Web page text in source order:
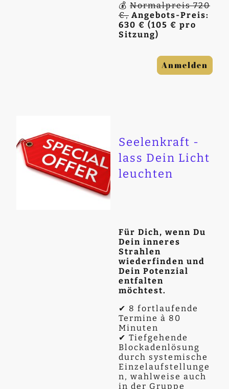
💰 Normalpreis 720
€, Angebots-Preis:
630 € (105 € pro
Sitzung)
Anmelden
Seelenkraft -
lass Dein Licht
leuchten
Für Dich, wenn Du
Dein inneres
Strahlen
wiederfinden und
Dein Potenzial
entfalten
möchtest.
✔ 8 fortlaufende
Termine à 80
Minuten
✔ Tiefgehende
Blockadenlösung
durch systemische
Einzelaufstellunge
n, wahlweise auch
in der Gruppe